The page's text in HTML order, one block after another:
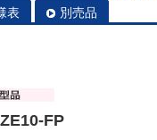
表 別売品
FP